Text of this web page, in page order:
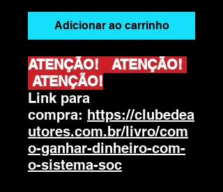
Adicionar ao carrinho
ATENÇÃO! ATENÇÃO!
ATENÇÃO!
Link para
compra: https://clubedea
utores.com.br/livro/com
o-ganhar-dinheiro-com-
o-sistema-soc